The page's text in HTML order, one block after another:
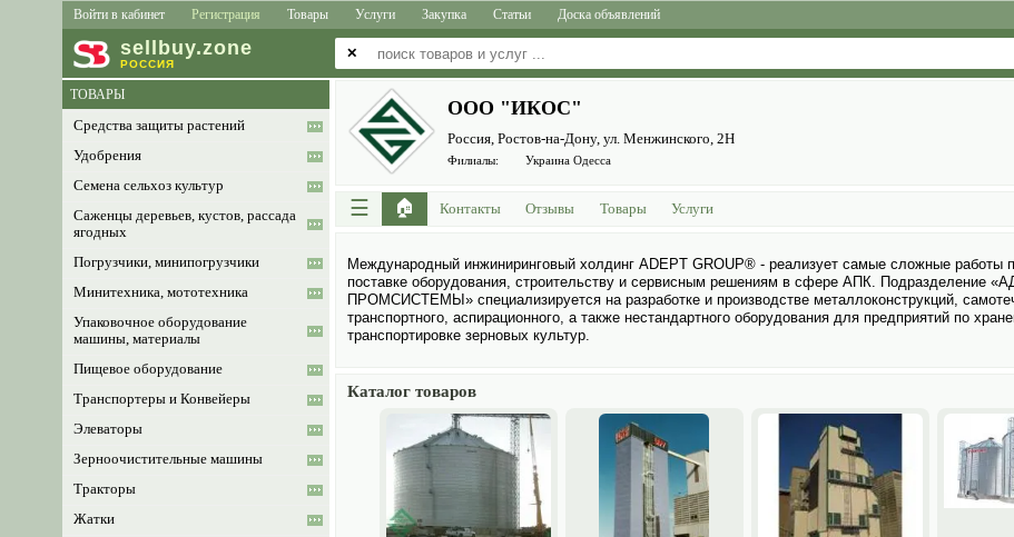
Войти в кабинет Регистрация Товары Услуги Закупка Статьи Доска объявлений
sell buy.zone
РОССИЯ
✕
ТОВАРЫ
Средства защиты растений
Удобрения
Семена сельхоз культур
Саженцы деревьев, кустов, рассада
ягодных
Погрузчики, минипогрузчики
Минитехника, мототехника
Упаковочное оборудование
машины, материалы
Пищевое оборудование
Транспортеры и Конвейеры
Элеваторы
Зерноочистительные машины
Тракторы
Жатки
ООО "ИКОС"
Россия, Ростов-на-Дону, ул. Менжинского, 2Н
Филиалы: Украина Одесса
☰ 🏠 Контакты Отзывы Товары Услуги
Международный инжиниринговый холдинг ADEPT GROUP® - реализует самые сложные работы
поставке обору­дования, строительству и сервисным решениям в сфере АПК. Подразделение
ПРОМСИСТЕМЫ» специализируется на разработке и производстве металлоконструкций,
транспортного, аспирационного, а также нестандартного обору­дования для предприятий по
транспортировке зерно­вых культур.
Каталог товаров